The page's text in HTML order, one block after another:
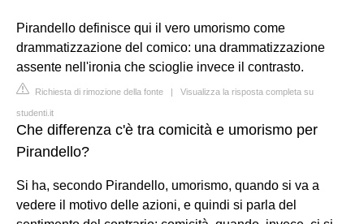
Pirandello definisce qui il vero umorismo come
drammatizzazione del comico: una drammatizzazione
assente nell'ironia che scioglie invece il contrasto.
Richiesta di rimozione della fonte | Visualizza la risposta completa su
studenti.it
Che differenza c'è tra comicità e umorismo per
Pirandello?
Si ha, secondo Pirandello, umorismo, quando si va a
vedere il motivo delle azioni, e quindi si parla del